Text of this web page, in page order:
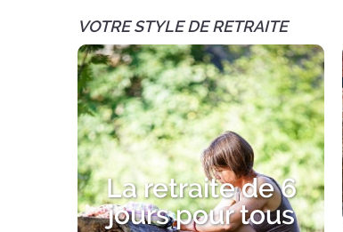
VOTRE STYLE DE RETRAITE
La retraite de 6
jours pour tous